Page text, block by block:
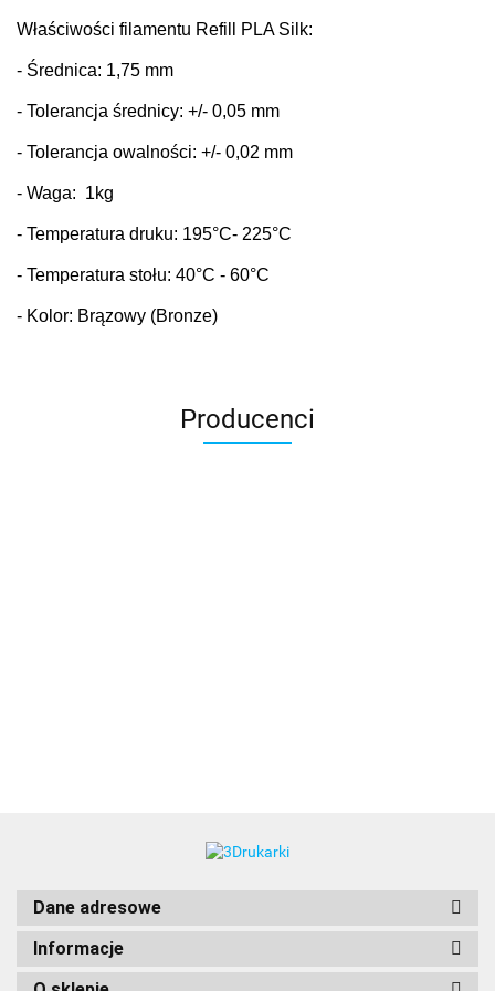
Właściwości filamentu Refill PLA Silk:
- Średnica: 1,75 mm
- Tolerancja średnicy: +/- 0,05 mm
- Tolerancja owalności: +/- 0,02 mm
- Waga: 1kg
- Temperatura druku: 195°C- 225°C
- Temperatura stołu: 40°C - 60°C
- Kolor: Brązowy (Bronze)
Producenci
Dane adresowe
Informacje